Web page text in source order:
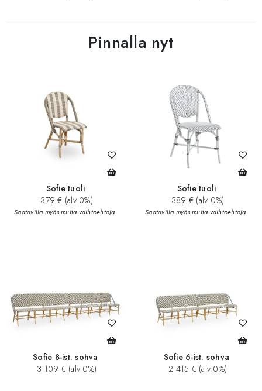
Pinnalla nyt
Sofie tuoli
379 € (alv 0%)
Saatavilla myös muita vaihtoehtoja.
Sofie tuoli
389 € (alv 0%)
Saatavilla myös muita vaihtoehtoja.
Sofie 8-ist. sohva
3 109 € (alv 0%)
Sofie 6-ist. sohva
2 415 € (alv 0%)